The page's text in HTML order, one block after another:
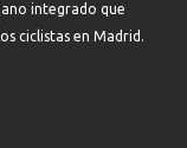
integrado que
ciclistas en Madrid.